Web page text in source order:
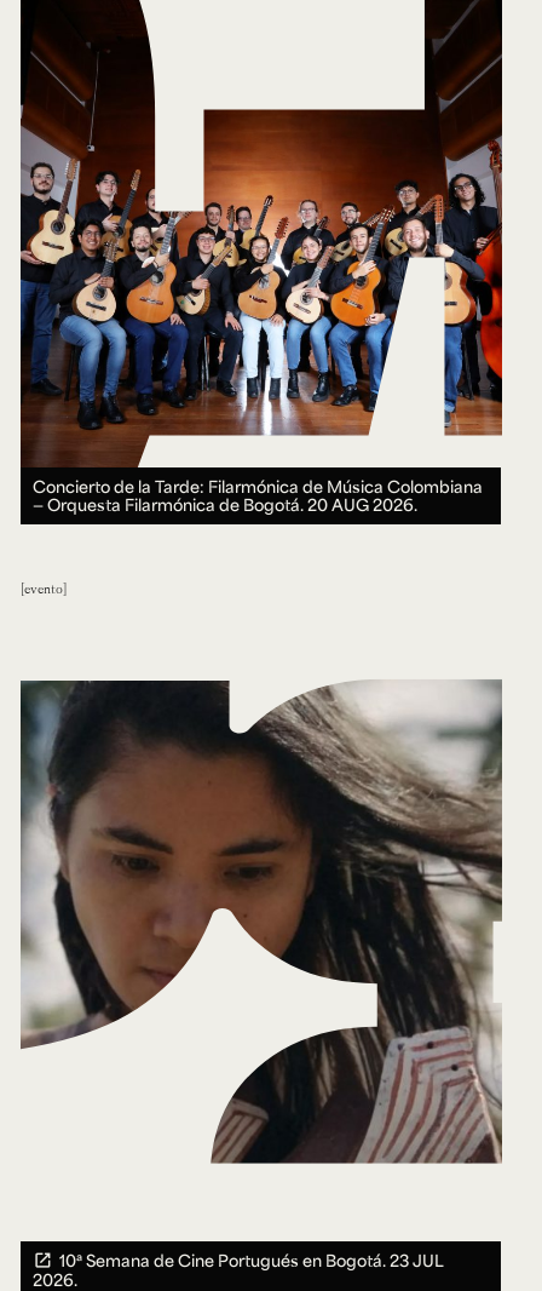
Concierto de la Tarde: Filarmónica de Música Colombiana
— Orquesta Filarmónica de Bogotá.20 AUG 2026.
evento
10ª Semana de Cine Portugués en Bogotá.23 JUL
2026.